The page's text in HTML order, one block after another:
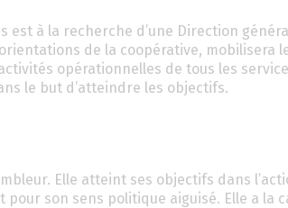
est à la recherche d’une Direction
de la coopérative, mobilisera
opérationnelles de tous les
le but d’atteindre les objectifs.
Elle atteint ses objectifs dans
son sens politique aiguisé. Elle a la